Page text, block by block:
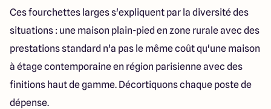
Ces fourchettes larges s'expliquent par la diversité des
situations : une maison plain-pied en zone rurale avec des
prestations standard n'a pas le même coût qu'une maison
à étage contemporaine en région parisienne avec des
finitions haut de gamme. Décortiquons chaque poste de
dépense.